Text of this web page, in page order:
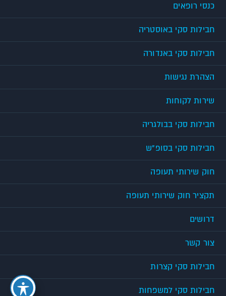
כנסי רופאים
חבילות סקי באוסטריה
חבילות סקי באנדורה
הצהרת נגישות
שירות לקוחות
חבילות סקי בבולגריה
חבילות סקי בסופ"ש
חוק שירותי תעופה
תקציר חוק שירותי תעופה
דרושים
צור קשר
חבילות סקי קצרות
חבילות סקי למשפחות